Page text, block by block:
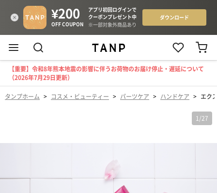
【重要】令和8年熊本地震の影響に伴うお荷物のお届け停止・遅延について
（2026年7月29日更新）
タンプホーム > コスメ・ビューティー > パーツケア > ハンドケア > エク
1 /27